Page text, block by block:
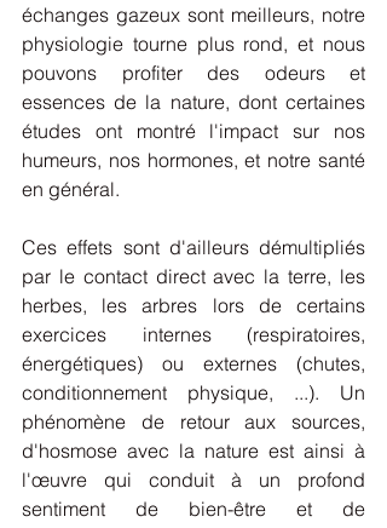
échanges gazeux sont meilleurs, notre
physiologie tourne plus rond, et nous
pouvons profiter des odeurs et
essences de la nature, dont certaines
études ont montré l'impact sur nos
humeurs, nos hormones, et notre santé
en général.
Ces effets sont d'ailleurs démultipliés
par le contact direct avec la terre, les
herbes, les arbres lors de certains
exercices internes (respiratoires,
énergétiques) ou externes (chutes,
conditionnement physique, ...). Un
phénomène de retour aux sources,
d'hosmose avec la nature est ainsi à
l'œuvre qui conduit à un profond
sentiment de bien-être et de